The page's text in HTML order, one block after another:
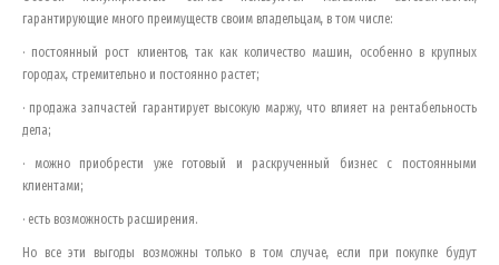
гарантирующие много преимуществ своим владельцам, в том числе:
· постоянный рост клиентов, так как количество машин, особенно в крупных
городах, стремительно и постоянно растет;
· продажа запчастей гарантирует высокую маржу, что влияет на рентабельность
дела;
· можно приобрести уже готовый и раскрученный бизнес с постоянными
клиентами;
· есть возможность расширения.
Но все эти выгоды возможны только в том случае, если при покупке будут